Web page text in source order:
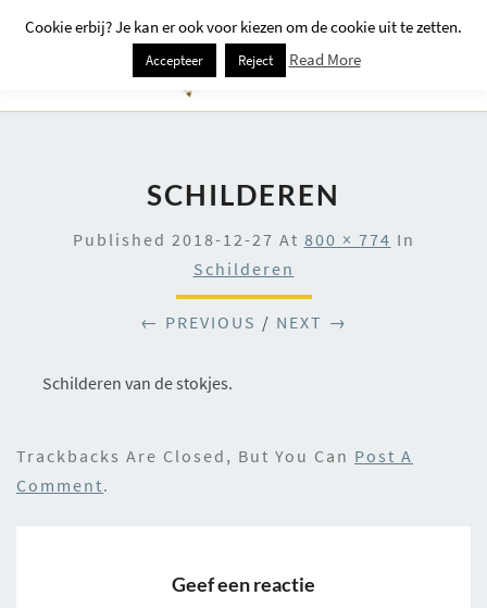
SCHILDEREN
Published 2018-12-27 At 800 × 774 In
Schilderen
← PREVIOUS / NEXT →
Schilderen van de stokjes.
Trackbacks Are Closed, But You Can Post A
Comment.
Geef een reactie
Cookie erbij? Je kan er ook voor kiezen om de cookie uit te zetten.
Accepteer Reject Read More